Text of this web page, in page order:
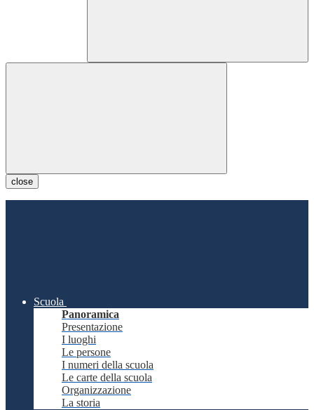
close
Scuola
Panoramica
Presentazione
I luoghi
Le persone
I numeri della scuola
Le carte della scuola
Organizzazione
La storia